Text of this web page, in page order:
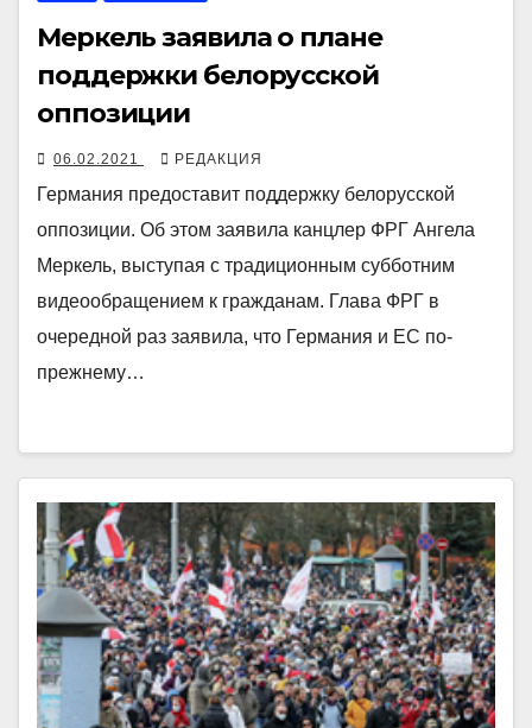
Меркель заявила о плане
поддержки белорусской
оппозиции
06.02.2021 РЕДАКЦИЯ
Германия предоставит поддержку белорусской
оппозиции. Об этом заявила канцлер ФРГ Ангела
Меркель, выступая с традиционным субботним
видеообращением к гражданам. Глава ФРГ в
очередной раз заявила, что Германия и ЕС по-
прежнему…